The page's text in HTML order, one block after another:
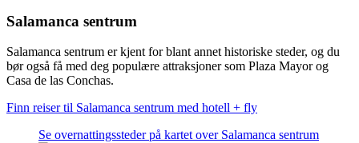
Salamanca sentrum
Salamanca sentrum er kjent for blant annet historiske steder, og du
bør også få med deg populære attraksjoner som Plaza Mayor og
Casa de las Conchas.
Finn reiser til Salamanca sentrum med hotell + fly
Se overnattingssteder på kartet over Salamanca sentrum